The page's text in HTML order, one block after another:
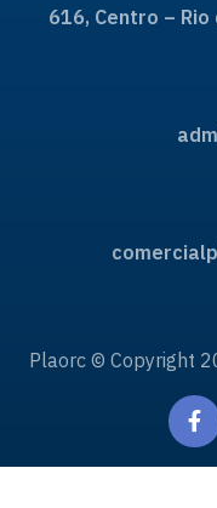
616, Centro –
Plaorc © Copyright